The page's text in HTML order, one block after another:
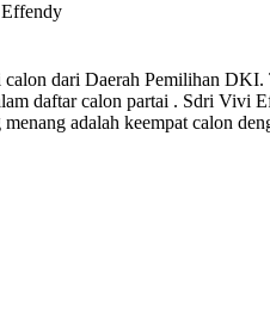
dari Daerah Pemilihan DKI.
daftar calon partai . Sdri Vivi
adalah keempat calon